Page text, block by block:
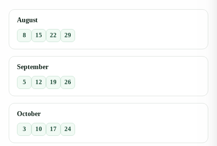
August
8 15 22 29
September
5 12 19 26
October
3 10 17 24